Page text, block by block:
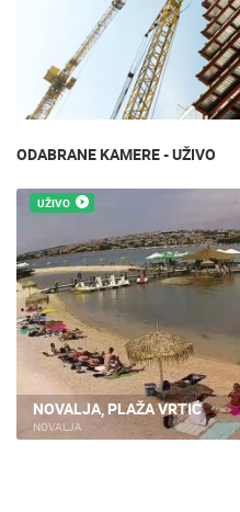
ODABRANE KAMERE - UŽIVO
UŽIVO
NOVALJA, PLAŽA VRTIĆ
NOVALJA